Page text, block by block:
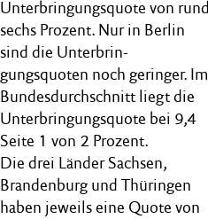
Unterbringungsquote von rund
sechs Prozent. Nur in Berlin
sind die Unterbrin-
gungsquoten noch geringer. Im
Bundesdurchschnitt liegt die
Unterbringungsquote bei 9,4
Seite 1 von 2 Prozent.
Die drei Länder Sachsen,
Brandenburg und Thüringen
haben jeweils eine Quote von